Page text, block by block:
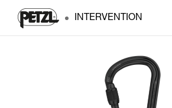
INTERVENTION